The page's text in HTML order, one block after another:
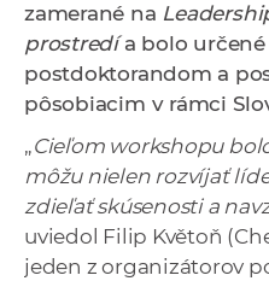
zamerané na
prostredía bolo
postdoktorandom a
pôsobiacim v rámci
„Cieľom workshopu
môžu nielen rozvíjať
zdieľať skúsenosti a
uviedol Filip Květoň
jeden z organizátorov